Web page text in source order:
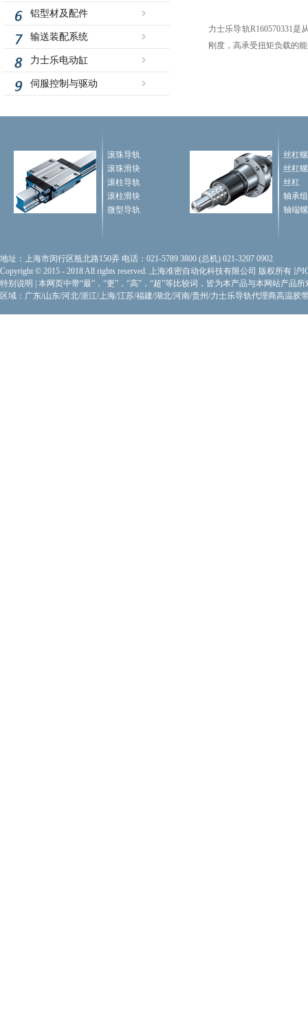
铝型材及配件
输送装配系统
力士乐电动缸
伺服控制与驱动
力士乐导轨R160570331
刚度，高承受扭矩负载的
滚珠导轨
滚珠滑块
滚柱导轨
滚柱滑块
微型导轨
丝杠
丝杠
丝杠
轴承
轴端
地址：上海市闵行区瓶北路150弄 电话：021-5789 3800 (总机) 021-3207 0902
Copyright © 2015 - 2018 All rights reserved. 上海准密自动化科技有限公司 版权所有 沪
特别说明
本网页中带“最”，“更”，“高”，“超”等比较词，皆为本产品与本网站产品所
区域：广东/山东/河北/浙江/上海/江苏/福建/湖北/河南/贵州/力士乐导轨代理商高温胶